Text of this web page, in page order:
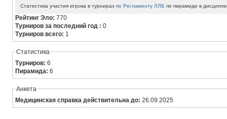
Статистика участия игрока в турнирахпо Регламенту ЛЛБ по пирамиде в
Рейтинг Эло:770
Турниров за последний год :0
Турниров всего: 1
Статистика
Турниров:6
Пирамида:6
Анкета
Медицинская справка действительна до:26.09.2025